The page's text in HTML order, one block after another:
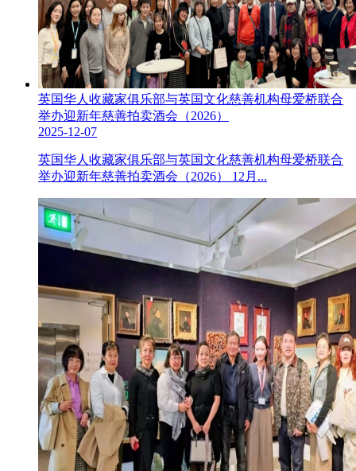
英国华人收藏家俱乐部与英国文化慈善机构母爱桥联合
举办迎新年慈善拍卖酒会（2026）
2025-12-07
英国华人收藏家俱乐部与英国文化慈善机构母爱桥联合
举办迎新年慈善拍卖酒会（2026） 12月...